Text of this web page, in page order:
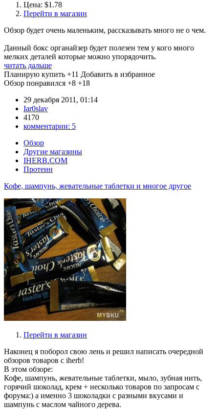
Цена: $1.78
Перейти в магазин
Обзор будет очень маленьким, рассказывать много не о чем.
Данный бокс органайзер будет полезен тем у кого много
мелких деталей которые можно упорядочить.
читать дальше
Планирую купить +11 Добавить в избранное
Обзор понравился +8 +18
29 декабря 2011, 01:14
Iar0slav
4170
комментарии: 5
Обзор
Другие магазины
IHERB.COM
Протеин
Кофе, шампунь, жевательные таблетки и многое другое
Перейти в магазин
Наконец я поборол свою лень и решил написать очередной
обзоров товаров с iherb!
В этом обзоре:
Кофе, шампунь, жевательные таблетки, мыло, зубная нить,
горячий шоколад, крем + несколько товаров по запросам с
форума:) а именно 3 шоколадки с разными вкусами и
шампунь с маслом чайного дерева.